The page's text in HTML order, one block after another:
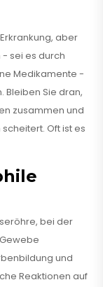
aber
sei es durch
Medikamente -
Bleiben Sie dran,
zusammen und
Oft ist es
bei der
und
Reaktionen auf